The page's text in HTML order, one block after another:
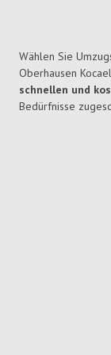
Wählen Sie
Oberhausen
schnellen und
Bedürfnisse